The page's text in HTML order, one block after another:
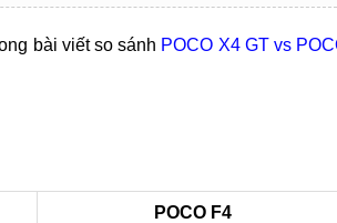
bài viết so sánh POCO X4 GT vs
POCO F4